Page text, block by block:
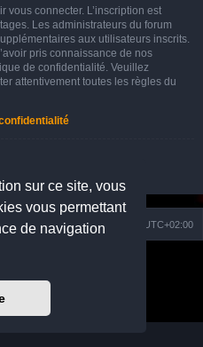
sur ce site, vous
vous permettant
de navigation
vous connecter. L’inscription est
Les administrateurs du forum
aux utilisateurs inscrits.
pris connaissance de nos
de confidentialité. Veuillez
attentivement toutes les règles du
Fuseau horaire sur UTC+02:00
Software © phpBB Limited